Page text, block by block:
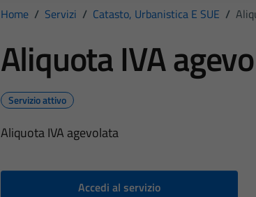
Home / Servizi / Catasto, Urbanistica E SUE /
Aliquota IVA
Servizio attivo
Aliquota IVA agevolata
Accedi al servizio